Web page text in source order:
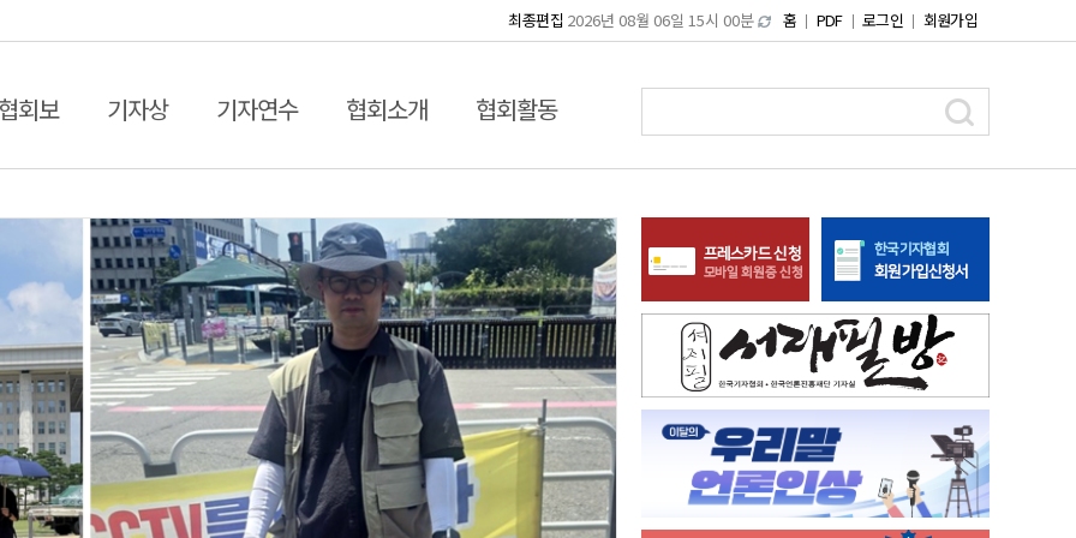
홈 PDF 로그인 회원가입
최종편집 2026년 08월 06일 15시 00분
회보 기자상 기자연수 협회소개 협회활동